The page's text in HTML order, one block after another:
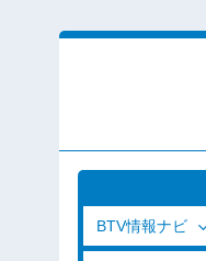
BTV情報ナビ